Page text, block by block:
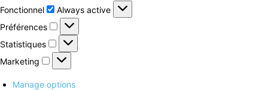
Fonctionnel
Fonctionnel
Always active
Préférences
Préférences
Statistiques
Statistiques
Marketing
Marketing
Manage options